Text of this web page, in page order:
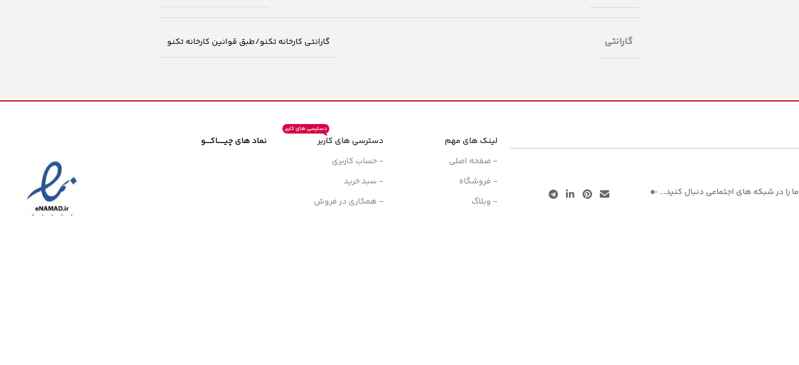
گارانتی گارانتی کارخانه تکنو/طبق قوانین کارخانه تکنو
لینک های مهم
- صفحه اصلی
- فروشگاه
- وبلاگ
دسترسی های کاربر
دسترسی های کاربر
- حساب کاربری
- سبد خرید
- همکاری در فروش
نماد های چیــــــاکــــو